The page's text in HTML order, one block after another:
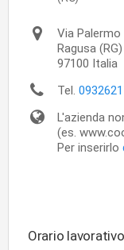
Via Palermo
Ragusa (RG)
97100 Italia
Tel.
L'azienda
(es.
Per inserirlo
Orario lavorativo